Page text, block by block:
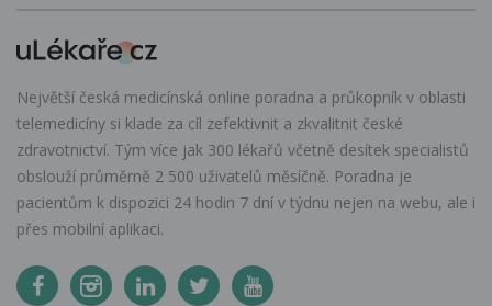
Největší česká medicínská online poradna a průkopník v oblasti
telemedicíny si klade za cíl zefektivnit a zkvalitnit české
zdravotnictví. Tým více jak 300 lékařů včetně desítek specialistů
obslouží průměrně 2 500 uživatelů měsíčně. Poradna je
pacientům k dispozici 24 hodin 7 dní v týdnu nejen na webu, ale i
přes mobilní aplikaci.